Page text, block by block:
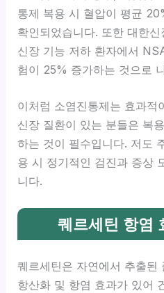
통제 복용 시 혈압이 평균
확인되었습니다. 또한 대한
신장 기능 저하 환자에서
험이 25% 증가하는 것으로
이처럼 소염진통제는 효과적
신장 질환이 있는 분들은 복
하는 것이 필수입니다. 저도
용 시 정기적인 검진과 증상
니다.
퀘르세틴 항염
퀘르세틴은 자연에서 추출된
항산화 및 항염 효과가 있어